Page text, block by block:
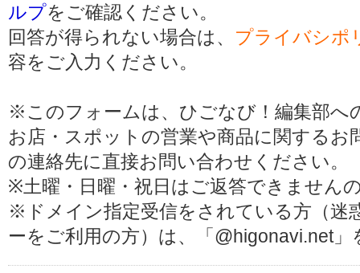
ルプをご確認ください。
回答が得られない場合は、 プライバシポ
容をご入力ください。
※このフォームは、ひごなび！編集部へ
お店・スポットの営業や商品に関する
の連絡先に直接お問い合わせください。
※土曜・日曜・祝日はご返答できません
※ドメイン指定受信をされている方（迷
ーをご利用の方）は、「@higonavi.net